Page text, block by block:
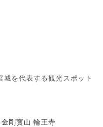
城を代表する観光スポット
金剛寳山 輪王寺